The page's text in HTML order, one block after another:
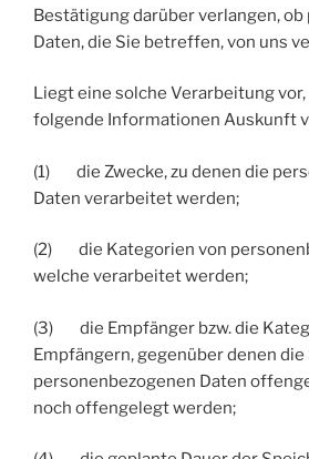
Bestätigung darüber verlangen,
Daten, die Sie betreffen, von uns
Liegt eine solche Verarbeitung
folgende Informationen Auskunft
(1) die Zwecke, zu denen die
Daten verarbeitet werden;
(2) die Kategorien von
welche verarbeitet werden;
(3) die Empfänger bzw. die
Empfängern, gegenüber denen
personenbezogenen Daten
noch offengelegt werden;